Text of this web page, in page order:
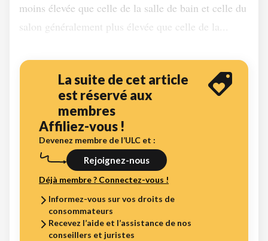
moins élevée que celle de la salle de bain et celle du
salon généralement plus élevée que celle de la...
La suite de cet article
est réservé aux
membres
Affiliez-vous !
Devenez membre de l’ULC et :
Rejoignez-nous
Déjà membre ? Connectez-vous !
Informez-vous sur vos droits de
consommateurs
Recevez l’aide et l’assistance de nos
conseillers et juristes